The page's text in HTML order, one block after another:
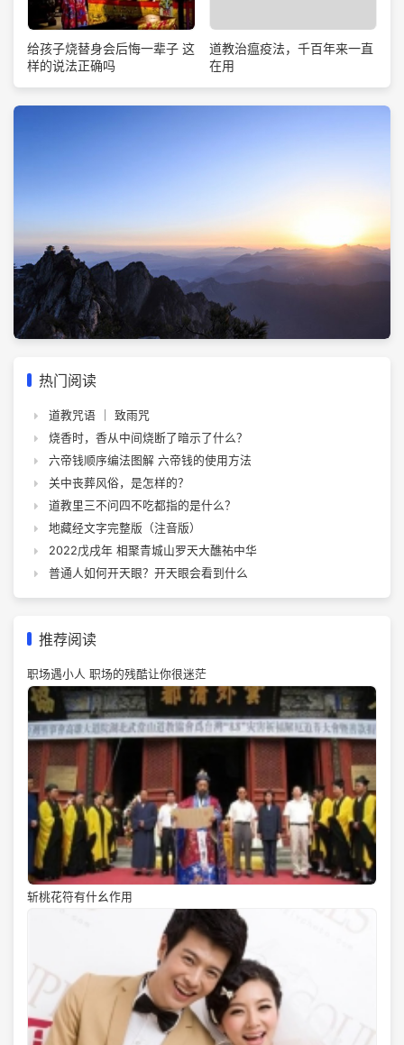
给孩子烧替身会后悔一辈子 这
样的说法正确吗
道教治瘟疫法，千百年来一直
在用
热门阅读
道教咒语 ｜ 致雨咒
烧香时，香从中间烧断了暗示了什么？
六帝钱顺序编法图解 六帝钱的使用方法
关中丧葬风俗，是怎样的？
道教里三不问四不吃都指的是什么？
地藏经文字完整版（注音版）
2022戊戌年 相聚青城山罗天大醮祐中华
普通人如何开天眼？开天眼会看到什么
推荐阅读
职场遇小人 职场的残酷让你很迷茫
斩桃花符有什幺作用